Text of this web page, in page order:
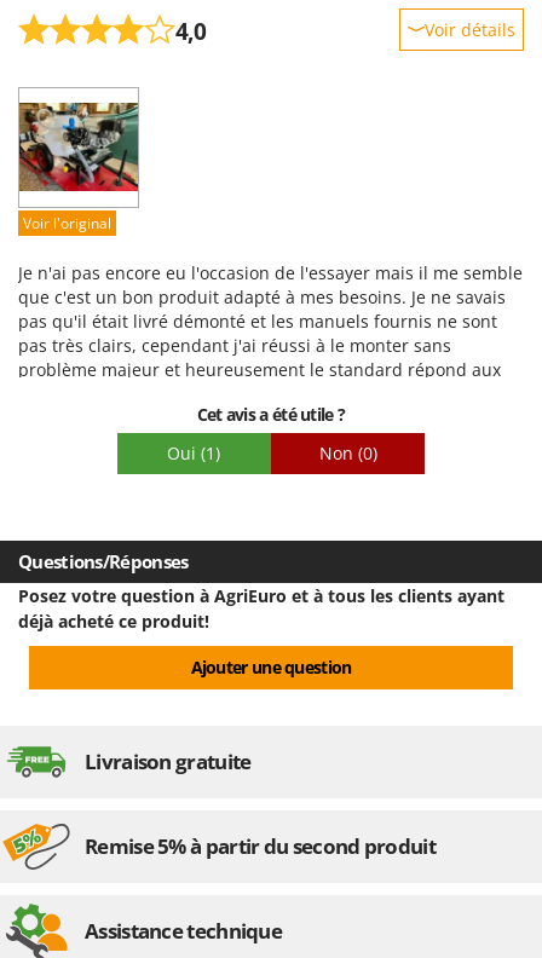
4,0 Voir détails
Prestations
Facilité d'utilisation
Qualité / Prix
Facilité de montage
Voir l'original
Je n'ai pas encore eu l'occasion de l'essayer mais il me semble
que c'est un bon produit adapté à mes besoins. Je ne savais
pas qu'il était livré démonté et les manuels fournis ne sont
pas très clairs, cependant j'ai réussi à le monter sans
problème majeur et heureusement le standard répond aux
Cet avis a été utile ?
Oui (1) Non (0)
Questions/Réponses
Posez votre question à AgriEuro et à tous les clients ayant
déjà acheté ce produit!
Ajouter une question
Livraison gratuite
Remise 5% à partir du second produit
Assistance technique